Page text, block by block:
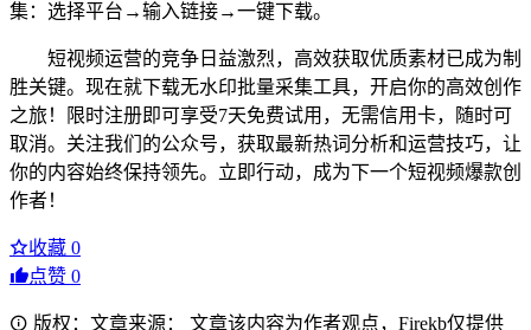
集：选择平台→输入链接→一键下载。
短视频运营的竞争日益激烈，高效获取优质素材已成为制
胜关键。现在就下载无水印批量采集工具，开启你的高效创作
之旅！限时注册即可享受7天免费试用，无需信用卡，随时可
取消。关注我们的公众号，获取最新热词分析和运营技巧，让
你的内容始终保持领先。立即行动，成为下一个短视频爆款创
作者！
收藏 0
点赞 0
版权：文章来源： 文章该内容为作者观点，Firekb仅提供